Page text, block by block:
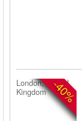
-40%
London, United
Kingdom